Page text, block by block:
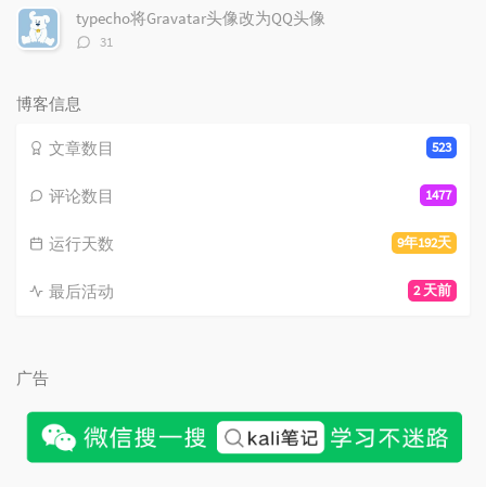
数：
typecho将Gravatar头像改为QQ头像
评
31
博客信息
523
文章数目
1477
评论数目
9年192天
运行天数
2 天前
最后活动
广告